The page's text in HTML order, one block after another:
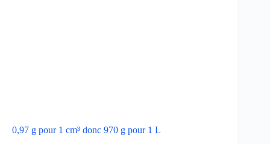
0,97 g pour 1 cm³ donc 970 g pour 1 L